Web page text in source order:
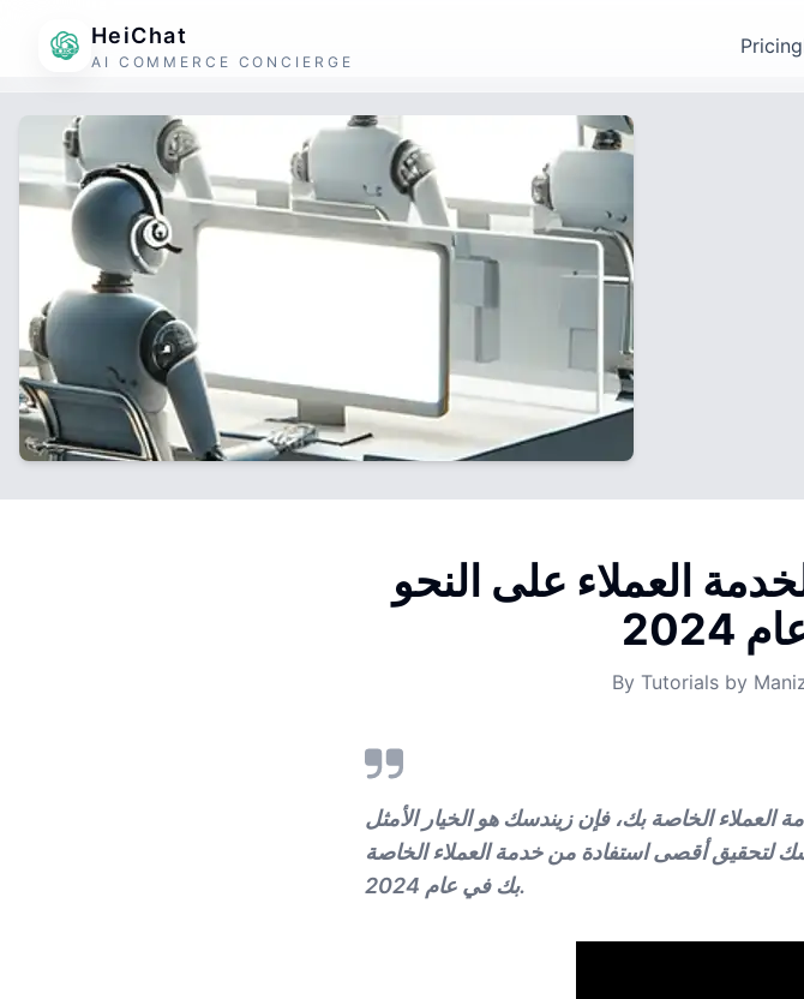
HeiChat
AI COMMERCE CONCIERGE
Pricing
العملاء على النحو
By Tutorials by
الخاصة بك، فإن زيندسك هو الخيار الأمثل
لتحقيق أقصى استفادة من خدمة العملاء الخاصة
بك في عام 2024.